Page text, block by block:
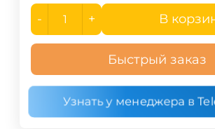
- + В
Быстрый заказ
Узнать у менеджера в